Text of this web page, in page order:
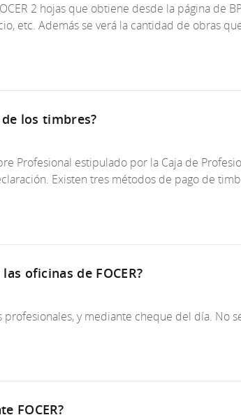
2 hojas que obtiene desde la página de
etc. Además se verá la cantidad de obras
los timbres?
Profesional estipulado por la Caja de
Existen tres métodos de pago de
oficinas de FOCER?
y mediante cheque del día. No
FOCER?